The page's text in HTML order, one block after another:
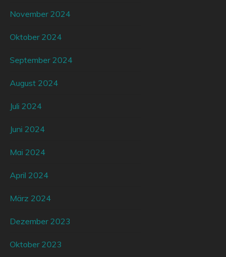
November 2024
Oktober 2024
September 2024
August 2024
Juli 2024
Juni 2024
Mai 2024
April 2024
März 2024
Dezember 2023
Oktober 2023